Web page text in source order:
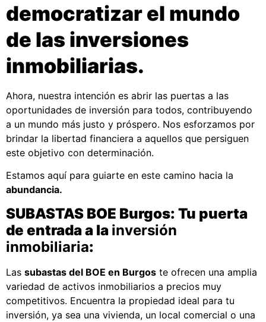
democratizar el mundo
de las inversiones
inmobiliarias.
Ahora, nuestra intención es abrir las puertas a las
oportunidades de inversión para todos, contribuyendo
a un mundo más justo y próspero. Nos esforzamos por
brindar la libertad financiera a aquellos que persiguen
este objetivo con determinación.
Estamos aquí para guiarte en este camino hacia la
abundancia.
SUBASTAS BOE Burgos: Tu puerta
de entrada a la inversión
inmobiliaria:
Las subastas del BOE en Burgos te ofrecen una amplia
variedad de activos inmobiliarios a precios muy
competitivos. Encuentra la propiedad ideal para tu
inversión, ya sea una vivienda, un local comercial o una